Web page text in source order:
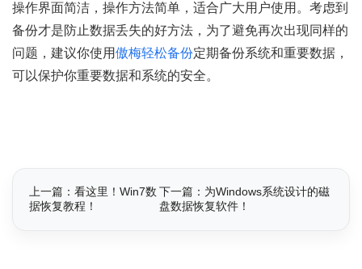
操作界面简洁，操作方法简单，适合广大用户使用。考虑到
备份才是防止数据丢失的好方法，为了避免再次出现同样的
问题，建议你使用傲梅轻松备份定期备份系统和重要数据，
可以保护你重要数据和系统的安全。
上一篇：看这里！Win7数
据恢复教程！
下一篇：为Windows系统设计的磁
盘数据恢复软件！